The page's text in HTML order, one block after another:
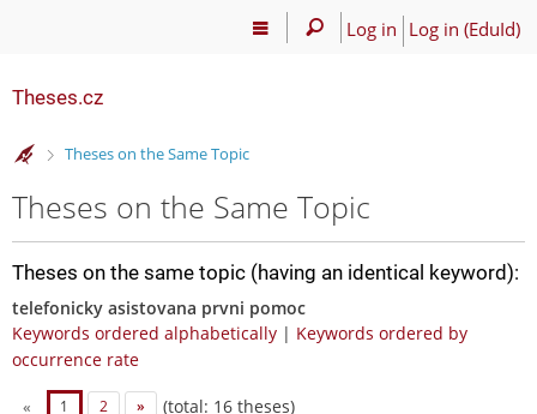
Log in Log in (EduId)
Theses.cz
>
Theses on the Same Topic
Theses on the Same Topic
Theses on the same topic (having an identical keyword):
telefonicky asistovana prvni pomoc
Keywords ordered alphabetically | Keywords ordered by
occurrence rate
« 1 2 » (total: 16 theses)